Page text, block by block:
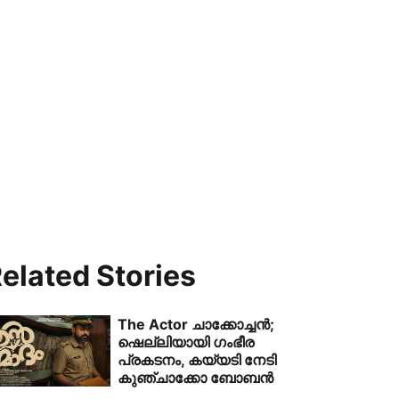
Stories
The Actor ചാക്കോച്ചൻ;
ഷെല്ലിയായി ഗംഭീര
പ്രകടനം, കയ്യടി നേടി
കുഞ്ചാക്കോ ബോബൻ